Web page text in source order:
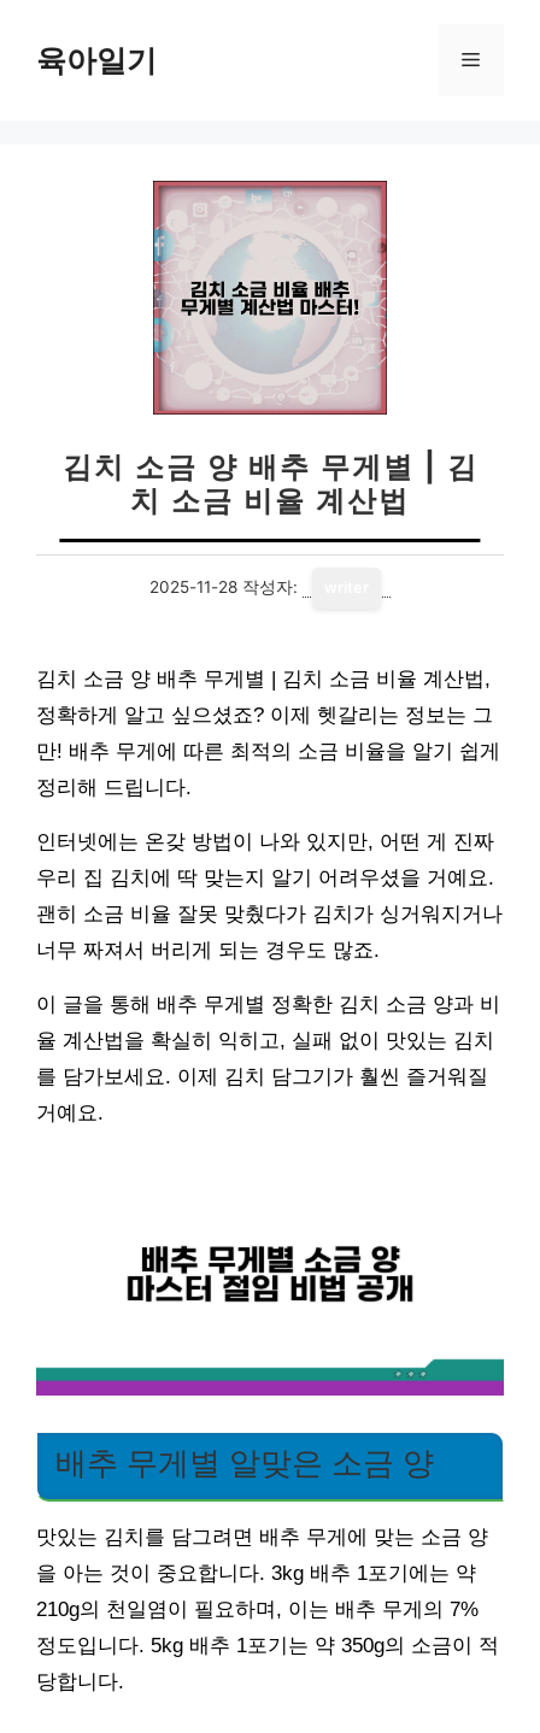
육아일기 메
김치 소금 양 배추 무게별 | 김
치 소금 비율 계산법
2025-11-28 작성자:
김치 소금 양 배추 무게별 | 김치 소금 비율 계산법,
정확하게 알고 싶으셨죠? 이제 헷갈리는 정보는 그
만! 배추 무게에 따른 최적의 소금 비율을 알기 쉽게
정리해 드립니다.
인터넷에는 온갖 방법이 나와 있지만, 어떤 게 진짜
우리 집 김치에 딱 맞는지 알기 어려우셨을 거예요.
괜히 소금 비율 잘못 맞췄다가 김치가 싱거워지거나
너무 짜져서 버리게 되는 경우도 많죠.
이 글을 통해 배추 무게별 정확한 김치 소금 양과 비
율 계산법을 확실히 익히고, 실패 없이 맛있는 김치
를 담가보세요. 이제 김치 담그기가 훨씬 즐거워질
거예요.
배추 무게별 알맞은 소금 양
맛있는 김치를 담그려면 배추 무게에 맞는 소금 양
을 아는 것이 중요합니다. 3kg 배추 1포기에는 약
210g의 천일염이 필요하며, 이는 배추 무게의 7%
정도입니다. 5kg 배추 1포기는 약 350g의 소금이 적
당합니다.